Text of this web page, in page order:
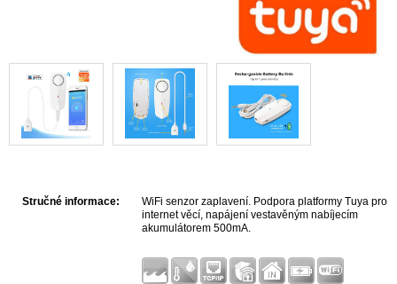
Stručné informace:
WiFi senzor zaplavení. Podpora platformy Tuya pro
internet věcí, napájení vestavěným nabíjecím
akumulátorem 500mA.